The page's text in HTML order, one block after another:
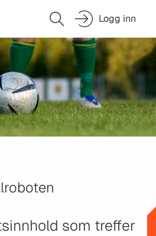
Logg inn
som treffer